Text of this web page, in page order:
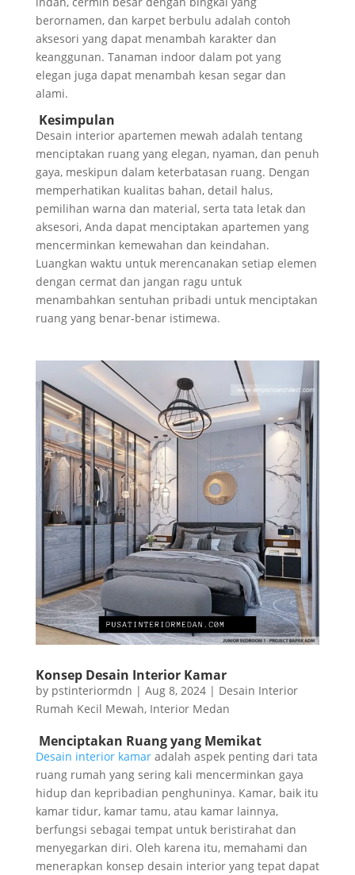
berornamen, dan karpet berbulu adalah contoh
aksesori yang dapat menambah karakter dan
keanggunan. Tanaman indoor dalam pot yang
elegan juga dapat menambah kesan segar dan
alami.
Kesimpulan
Desain interior apartemen mewah adalah tentang
menciptakan ruang yang elegan, nyaman, dan penuh
gaya, meskipun dalam keterbatasan ruang. Dengan
memperhatikan kualitas bahan, detail halus,
pemilihan warna dan material, serta tata letak dan
aksesori, Anda dapat menciptakan apartemen yang
mencerminkan kemewahan dan keindahan.
Luangkan waktu untuk merencanakan setiap elemen
dengan cermat dan jangan ragu untuk
menambahkan sentuhan pribadi untuk menciptakan
ruang yang benar-benar istimewa.
Konsep Desain Interior Kamar
by pstinteriormdn | Aug 8, 2024| Desain Interior
Rumah Kecil Mewah, Interior Medan
Menciptakan Ruang yang Memikat
Desain interior kamaradalah aspek penting dari tata
ruang rumah yang sering kali mencerminkan gaya
hidup dan kepribadian penghuninya. Kamar, baik itu
kamar tidur, kamar tamu, atau kamar lainnya,
berfungsi sebagai tempat untuk beristirahat dan
menyegarkan diri. Oleh karena itu, memahami dan
menerapkan konsep desain interior yang tepat dapat